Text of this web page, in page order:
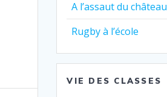
A l’assaut du château
Rugby à l’école
VIE DES CLASSES